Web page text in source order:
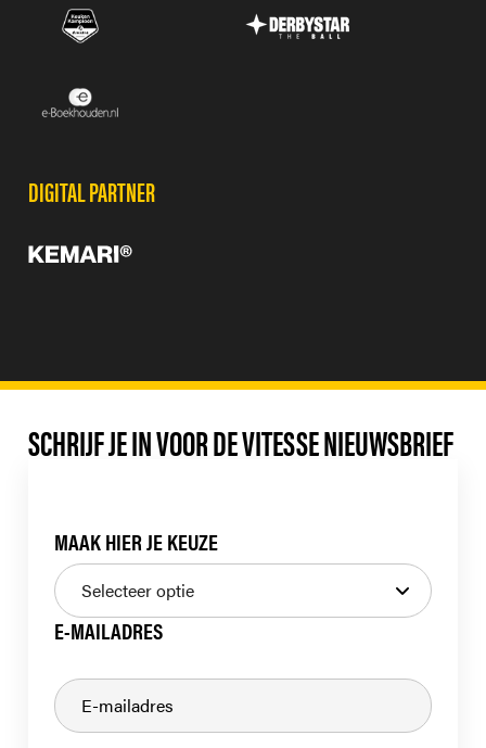
DIGITAL PARTNER
SCHRIJF JE IN VOOR DE VITESSE NIEUWSBRIEF
MAAK HIER JE KEUZE
E-MAILADRES